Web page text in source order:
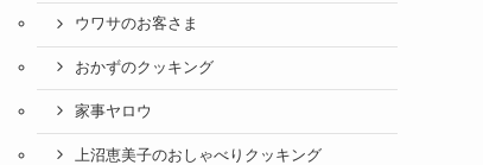
ウワサのお客さま
おかずのクッキング
家事ヤロウ
上沼恵美子のおしゃべりクッキング